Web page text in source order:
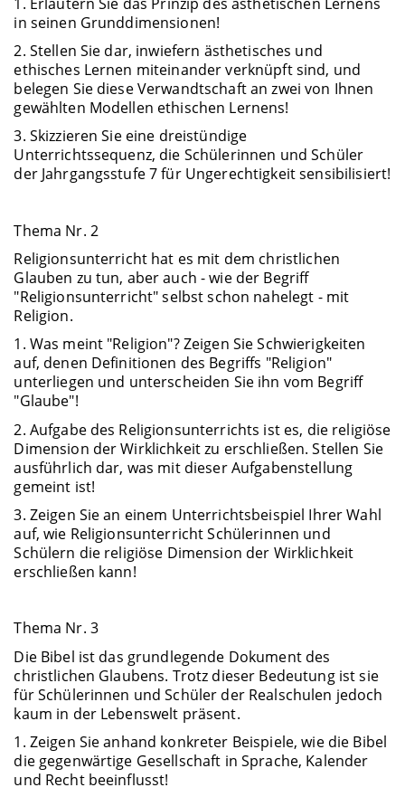
in seinen Grunddimensionen!
2. Stellen Sie dar, inwiefern ästhetisches und
ethisches Lernen miteinander verknüpft sind, und
belegen Sie diese Verwandtschaft an zwei von Ihnen
gewählten Modellen ethischen Lernens!
3. Skizzieren Sie eine dreistündige
Unterrichtssequenz, die Schülerinnen und Schüler
der Jahrgangsstufe 7 für Ungerechtigkeit sensibilisiert!
Thema Nr. 2
Religionsunterricht hat es mit dem christlichen
Glauben zu tun, aber auch - wie der Begriff
"Religionsunterricht" selbst schon nahelegt - mit
Religion.
1. Was meint "Religion"? Zeigen Sie Schwierigkeiten
auf, denen Definitionen des Begriffs "Religion"
unterliegen und unterscheiden Sie ihn vom Begriff
"Glaube"!
2. Aufgabe des Religionsunterrichts ist es, die religiöse
Dimension der Wirklichkeit zu erschließen. Stellen Sie
ausführlich dar, was mit dieser Aufgabenstellung
gemeint ist!
3. Zeigen Sie an einem Unterrichtsbeispiel Ihrer Wahl
auf, wie Religionsunterricht Schülerinnen und
Schülern die religiöse Dimension der Wirklichkeit
erschließen kann!
Thema Nr. 3
Die Bibel ist das grundlegende Dokument des
christlichen Glaubens. Trotz dieser Bedeutung ist sie
für Schülerinnen und Schüler der Realschulen jedoch
kaum in der Lebenswelt präsent.
1. Zeigen Sie anhand konkreter Beispiele, wie die Bibel
die gegenwärtige Gesellschaft in Sprache, Kalender
und Recht beeinflusst!